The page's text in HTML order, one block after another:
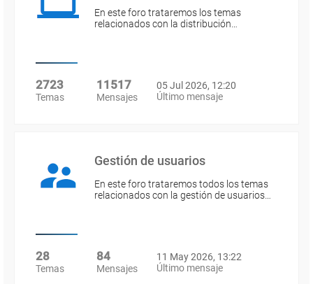
En este foro trataremos los temas
relacionados con la distribución…
2723
Temas
11517
Mensajes
05 Jul 2026, 12:20
Último mensaje
Gestión de usuarios
En este foro trataremos todos los temas
relacionados con la gestión de usuarios…
28
Temas
84
Mensajes
11 May 2026, 13:22
Último mensaje